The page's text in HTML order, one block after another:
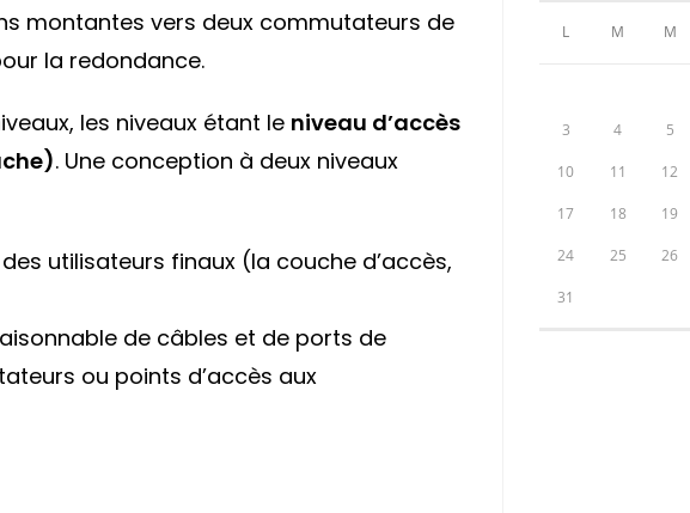
montantes vers deux commutateurs de
la redondance.
les niveaux étant le niveau d’accès
. Une conception à deux niveaux
utilisateurs finaux (la couche d’accès,
de câbles et de ports de
ou points d’accès aux
L M M
3 4 5
10 11 12
17 18 19
24 25 26
31